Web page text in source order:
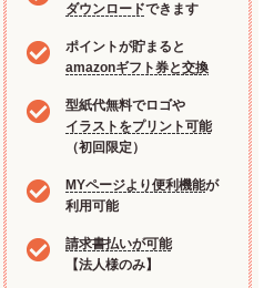
ダウンロードできます
ポイントが貯まると
amazonギフト券と交換
型紙代無料でロゴや
イラストをプリント可能
（初回限定）
MYページより便利機能が
利用可能
請求書払いが可能
【法人様のみ】